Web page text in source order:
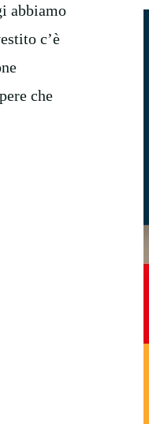
abbiamo
c’è
che